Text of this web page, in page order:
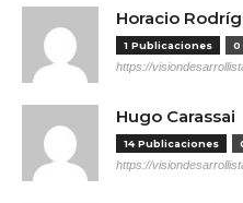
Horacio
1 Publicaciones 0
https://
Hugo Carassai
14 Publicaciones
https://